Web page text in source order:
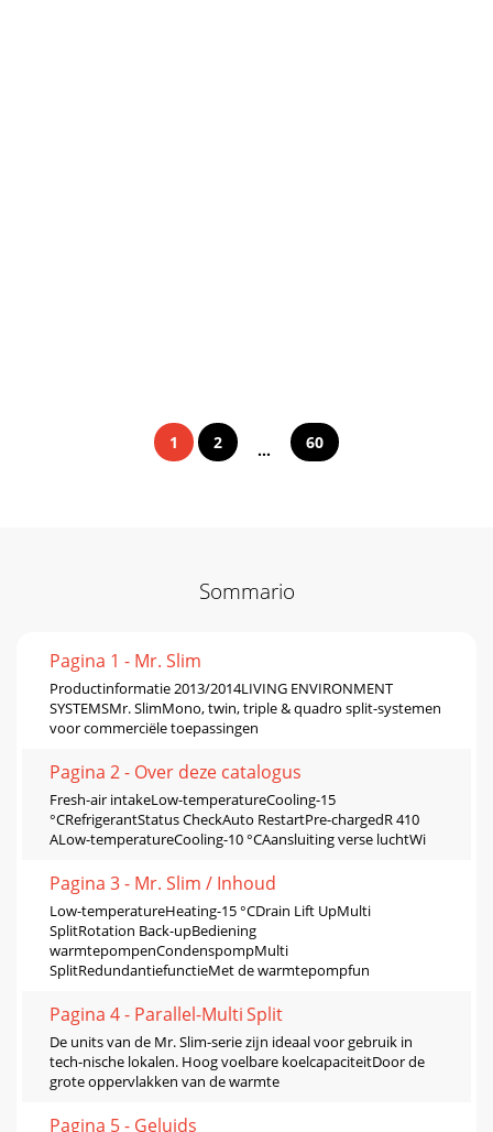
1 2 ... 60
Sommario
Pagina 1 - Mr. Slim
Productinformatie 2013/2014LIVING ENVIRONMENT
SYSTEMSMr. SlimMono, twin, triple & quadro split-systemen
voor commerciële toepassingen
Pagina 2 - Over deze catalogus
Fresh-air intakeLow-temperatureCooling-15
°CRefrigerantStatus CheckAuto RestartPre-chargedR 410
ALow-temperatureCooling-10 °CAansluiting verse luchtWi
Pagina 3 - Mr. Slim / Inhoud
Low-temperatureHeating-15 °CDrain Lift UpMulti
SplitRotation Back-upBediening
warmtepompenCondenspompMulti
SplitRedundantiefunctieMet de warmtepompfun
Pagina 4 - Parallel-Multi Split
De units van de Mr. Slim-serie zĳn ideaal voor gebruik in
tech-nische lokalen. Hoog voelbare koelcapaciteitDoor de
grote oppervlakken van de warmte
Pagina 5 - Geluids